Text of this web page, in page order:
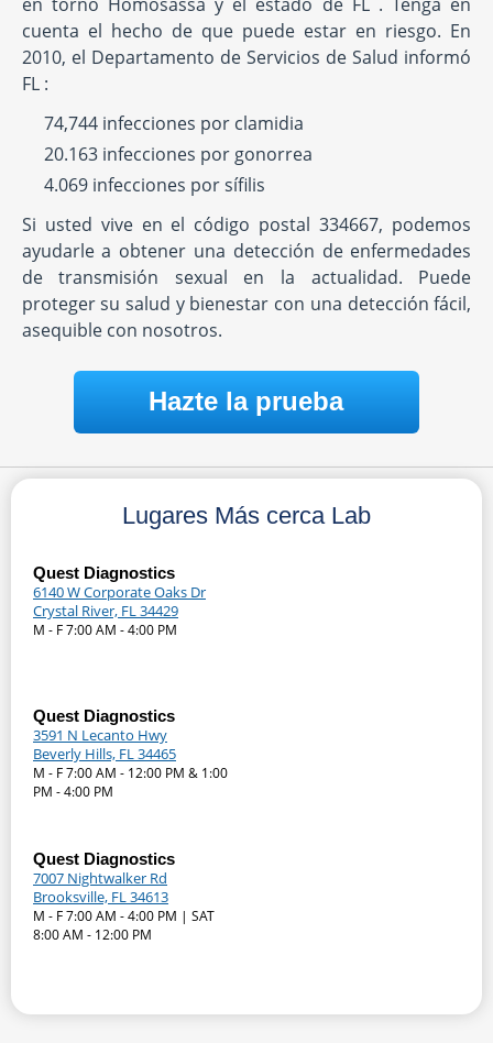
cuenta el hecho de que puede estar en riesgo. En
2010, el Departamento de Servicios de Salud informó
FL :
74,744 infecciones por clamidia
20.163 infecciones por gonorrea
4.069 infecciones por sífilis
Si usted vive en el código postal 334667, podemos
ayudarle a obtener una detección de enfermedades
de transmisión sexual en la actualidad. Puede
proteger su salud y bienestar con una detección fácil,
asequible con nosotros.
Hazte la prueba
Lugares Más cerca Lab
Quest Diagnostics
6140 W Corporate Oaks Dr
Crystal River, FL 34429
M - F 7:00 AM - 4:00 PM
Quest Diagnostics
3591 N Lecanto Hwy
Beverly Hills, FL 34465
M - F 7:00 AM - 12:00 PM & 1:00
PM - 4:00 PM
Quest Diagnostics
7007 Nightwalker Rd
Brooksville, FL 34613
M - F 7:00 AM - 4:00 PM | SAT
8:00 AM - 12:00 PM